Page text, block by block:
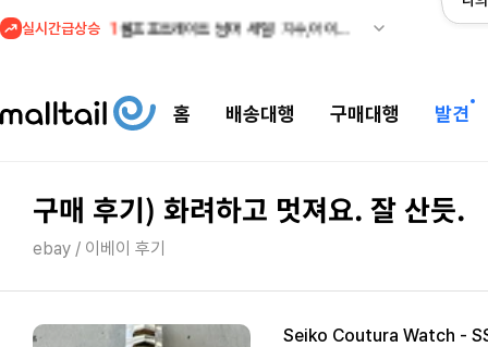
실시간급상승 2
조마샵) 버버리 역대급 특가! 최대 94% 세일
5
홈 배송대행 구매대행 발견
구매 후기) 화려하고 멋져요. 잘 산듯.
ebay / 이베이 후기
Seiko Coutura Watch -